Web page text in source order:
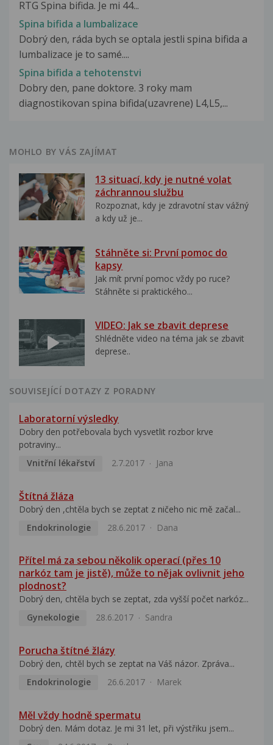
RTG Spina bifida. Je mi 44...
Spina bifida a lumbalizace
Dobrý den, ráda bych se optala jestli spina bifida a
lumbalizace je to samé....
Spina bifida a tehotenstvi
Dobry den, pane doktore. 3 roky mam
diagnostikovan spina bifida(uzavrene) L4,L5,...
MOHLO BY VÁS ZAJÍMAT
13 situací, kdy je nutné volat
záchrannou službu
Rozpoznat, kdy je zdravotní stav vážný
a kdy už je...
Stáhněte si: První pomoc do
kapsy
Jak mít první pomoc vždy po ruce?
Stáhněte si praktického...
VIDEO: Jak se zbavit deprese
Shlédněte video na téma jak se zbavit
deprese..
SOUVISEJÍCÍ DOTAZY Z PORADNY
Laboratorní výsledky
Dobry den potřebovala bych vysvetlit rozbor krve
potraviny...
Vnitřní lékařství
2.7.2017 Jana
Štítná žláza
Dobrý den ,chtěla bych se zeptat z ničeho nic mě začal...
Endokrinologie
28.6.2017 Dana
Přítel má za sebou několik operací (přes 10
narkóz tam je jistě), může to nějak ovlivnit jeho
plodnost?
Dobrý den, chtěla bych se zeptat, zda vyšší počet narkóz...
Gynekologie
28.6.2017 Sandra
Porucha štítné žlázy
Dobrý den, chtěl bych se zeptat na Váš názor. Zpráva...
Endokrinologie
26.6.2017 Marek
Měl vždy hodně spermatu
Dobrý den. Mám dotaz. Je mi 31 let, při výstřiku jsem...